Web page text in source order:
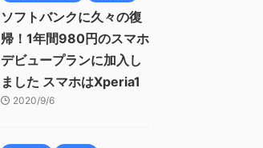
ソフトバンクに久々の復
帰！1年間980円のスマホ
デビュープランに加入し
ました スマホはXperia1
2020/9/6